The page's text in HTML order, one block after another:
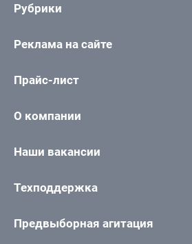
Рубрики
Реклама на сайте
Прайс-лист
О компании
Наши вакансии
Техподдержка
Предвыборная агитация